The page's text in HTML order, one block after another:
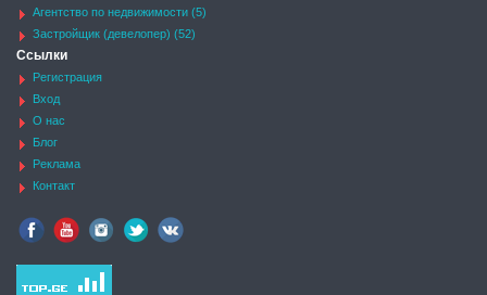
Агентство по недвижимости (5)
Застройщик (девелопер) (52)
Ссылки
Регистрация
Вход
О нас
Блог
Реклама
Контакт